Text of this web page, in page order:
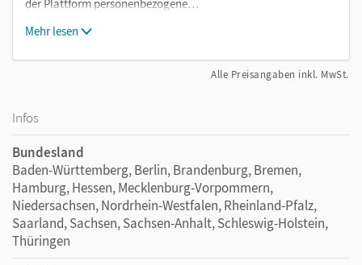
der Plattform personenbezogene…
Mehr lesen
Alle Preisangaben inkl. MwSt.
Infos
Bundesland
Baden-Württemberg, Berlin, Brandenburg, Bremen,
Hamburg, Hessen, Mecklenburg-Vorpommern,
Niedersachsen, Nordrhein-Westfalen, Rheinland-Pfalz,
Saarland, Sachsen, Sachsen-Anhalt, Schleswig-Holstein,
Thüringen